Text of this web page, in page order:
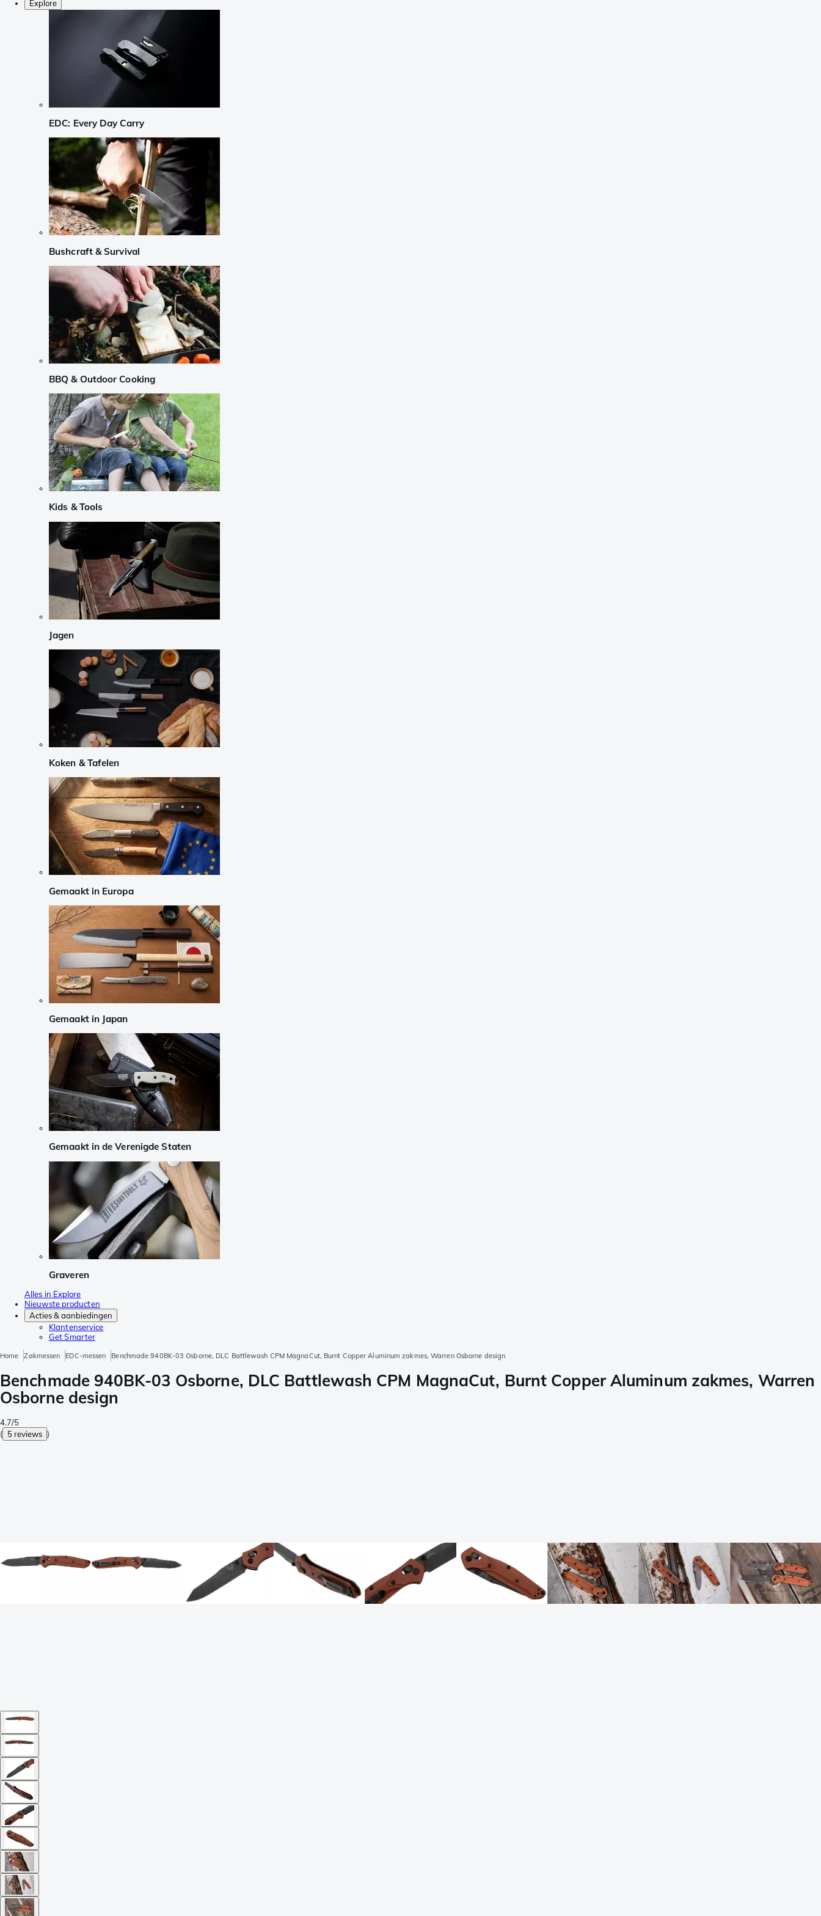
Explore
EDC: Every Day Carry
Bushcraft & Survival
BBQ & Outdoor Cooking
Kids & Tools
Jagen
Koken & Tafelen
Gemaakt in Europa
Gemaakt in Japan
Gemaakt in de Verenigde Staten
Graveren
Alles in Explore
Nieuwste producten
Acties & aanbiedingen
Klantenservice
Get Smarter
Home Zakmessen EDC-messen Benchmade 940BK-03 Osborne, DLC Battlewash CPM MagnaCut, Burnt Copper Aluminum zakmes, Warren Osborne design
Benchmade 940BK-03 Osborne, DLC Battlewash CPM MagnaCut, Burnt Copper Aluminum zakmes, Warren
Osborne design
4.7/5
( 5 reviews )